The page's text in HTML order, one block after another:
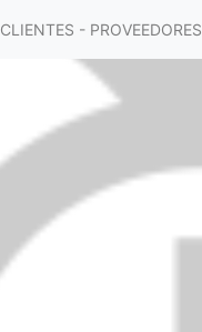
CLIENTES - PROVEEDORES